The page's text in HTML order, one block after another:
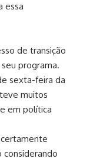
essa
de transição
programa.
sexta-feira da
muitos
em política
considerando